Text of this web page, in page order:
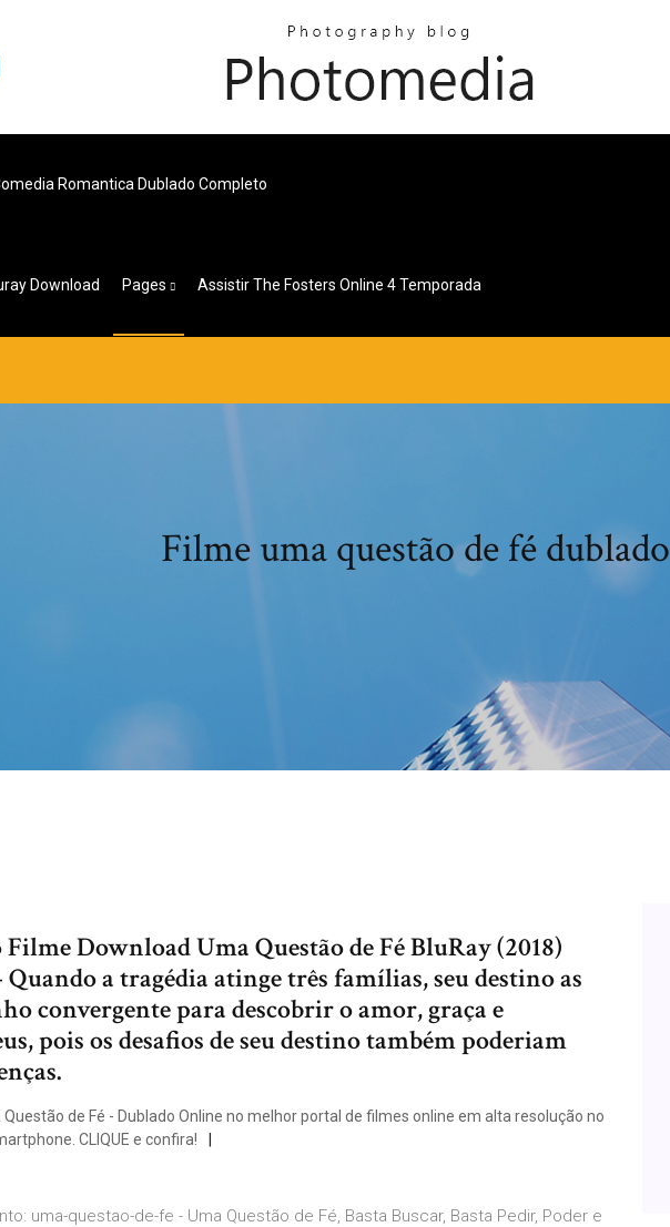
Romantica Dublado Completo
Download Pages Assistir The Fosters Online 4 Temporada
Filme uma questão de fé dublado
Download Uma Questão de Fé BluRay (2018)
a tragédia atinge três famílias, seu destino as
convergente para descobrir o amor, graça e
pois os desafios de seu destino também poderiam
de Fé - Dublado Online no melhor portal de filmes online em alta resolução no
CLIQUE e confira!
uma-questao-de-fe - Uma Questão de Fé, Basta Buscar, Basta Pedir, Poder e